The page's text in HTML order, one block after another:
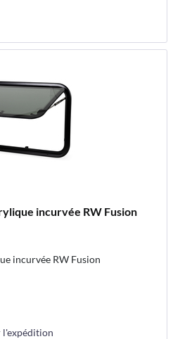
incurvée RW Fusion
incurvée RW Fusion
l'expédition